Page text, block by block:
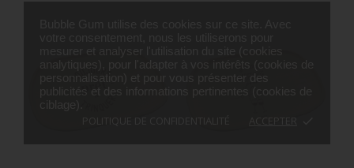
mesurer et analyser l'utilisation du site (cookies
analytiques), pour l'adapter à vos intérêts (cookies de
personnalisation) et pour vous présenter des
publicités et des informations pertinentes (cookies de
POLITIQUE DE CONFIDENTIALITÉ ACCEPTER